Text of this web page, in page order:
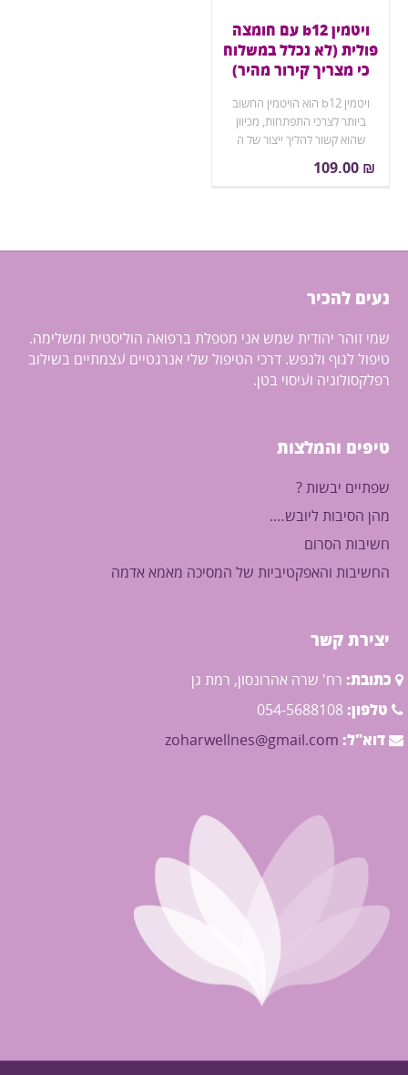
ויטמין b12 עם חומצה
פולית (לא נכלל במשלוח
כי מצריך קירור מהיר)
ויטמין b12 הוא הויטמין החשוב
ביותר לצרכי התפתחות, מכיוון
שהוא קשור להליך ייצור של ה
ליצירת תאי דם, חשוב ביותר
המערבי סובלת בשלב כזה או
התוסף היחיד שמגיע בצורתו
109.00 ₪
נעים להכיר
שמי זוהר יהודית שמש אני מטפלת ברפואה הוליסטית ומשלימה.
טיפול לגוף ולנפש. דרכי הטיפול שלי אנרגטיים עצמתיים בשילוב
רפלקסולוגיה ועיסוי בטן.
טיפים והמלצות
שפתיים יבשות ?
מהן הסיבות ליובש….
חשיבות הסרום
החשיבות והאפקטיביות של המסיכה מאמא אדמה
יצירת קשר
כתובת: רח' שרה אהרונסון, רמת גן
טלפון: 054-5688108
דוא"ל: zoharwellnes@gmail.com